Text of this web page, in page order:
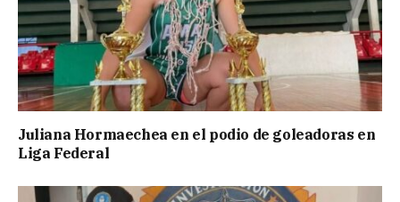
Juliana Hormaechea en el podio de goleadoras en
Liga Federal